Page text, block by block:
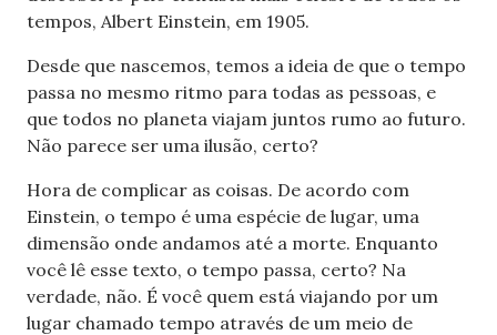
tempos, Albert Einstein, em 1905.
Desde que nascemos, temos a ideia de que o tempo
passa no mesmo ritmo para todas as pessoas, e
que todos no planeta viajam juntos rumo ao futuro.
Não parece ser uma ilusão, certo?
Hora de complicar as coisas. De acordo com
Einstein, o tempo é uma espécie de lugar, uma
dimensão onde andamos até a morte. Enquanto
você lê esse texto, o tempo passa, certo? Na
verdade, não. É você quem está viajando por um
lugar chamado tempo através de um meio de